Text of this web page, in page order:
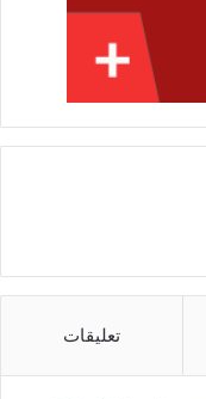
تعليقات